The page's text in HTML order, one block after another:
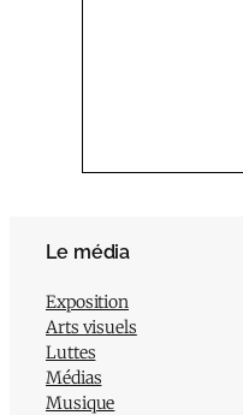
Le média
Exposition
Arts visuels
Luttes
Médias
Musique